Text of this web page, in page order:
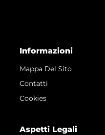
Informazioni
Mappa Del Sito
Contatti
Cookies
Aspetti Legali